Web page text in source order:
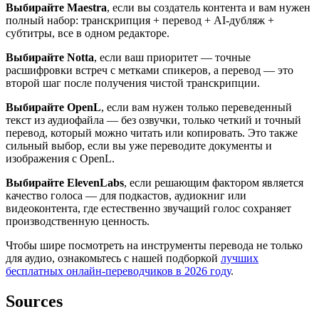
Выбирайте Maestra, если вы создатель контента и вам нужен
полный набор: транскрипция + перевод + AI-дубляж +
субтитры, все в одном редакторе.
Выбирайте Notta, если ваш приоритет — точные
расшифровки встреч с метками спикеров, а перевод — это
второй шаг после получения чистой транскрипции.
Выбирайте OpenL, если вам нужен только переведенный
текст из аудиофайла — без озвучки, только четкий и точный
перевод, который можно читать или копировать. Это также
сильный выбор, если вы уже переводите документы и
изображения с OpenL.
Выбирайте ElevenLabs, если решающим фактором является
качество голоса — для подкастов, аудиокниг или
видеоконтента, где естественно звучащий голос сохраняет
производственную ценность.
Чтобы шире посмотреть на инструменты перевода не только
для аудио, ознакомьтесь с нашей подборкой лучших
бесплатных онлайн-переводчиков в 2026 году.
Sources